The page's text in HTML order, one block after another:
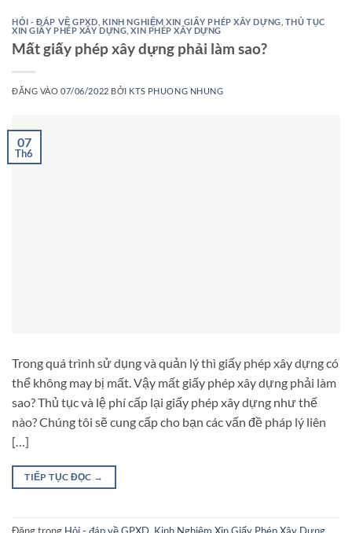
HỎI - ĐÁP VỀ GPXD KINH NGHIỆM XIN GIẤY PHÉP XÂY DỰNG THỦ TỤC
XIN GIẤY PHÉP XÂY DỰNG ,XIN PHÉP XÂY DỰNG
Mất giấy phép xây dựng phải làm sao?
ĐĂNG VÀO07/06/2022 BỞI KTS PHUONG NHUNG
07
Th6
Trong quá trình sử dụng và quản lý thì giấy phép xây dựng có
thể không may bị mất. Vậy mất giấy phép xây dựng phải làm
sao? Thủ tục và lệ phí cấp lại giấy phép xây dựng như thế
nào? Chúng tôi sẽ cung cấp cho bạn các vấn đề pháp lý liên
[…]
TIẾP TỤC ĐỌC →